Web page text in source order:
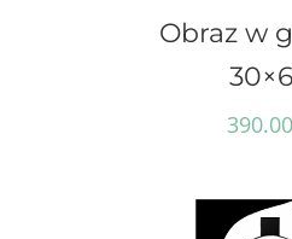
Obraz w
390.00